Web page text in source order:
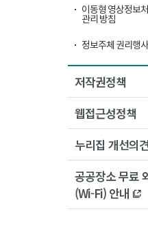
이동형 영상정보
관리 방침
정보주체 권리행
저작권정책
웹접근성정책
누리집 개선의
공공장소 무료
(Wi-Fi) 안내